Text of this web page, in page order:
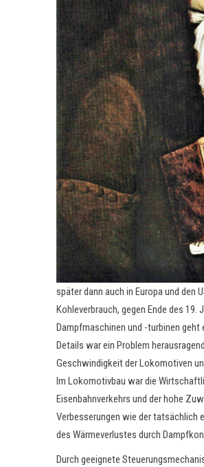
später dann auch in Europa und den
Kohleverbrauch, gegen Ende des
Dampfmaschinen und -turbinen geht
Details war ein Problem
Geschwindigkeit der Lokomotiven
Im Lokomotivbau war die
Eisenbahnverkehrs und der hohe
Verbesserungen wie der tatsächlich
des Wärmeverlustes durch
Durch geeignete